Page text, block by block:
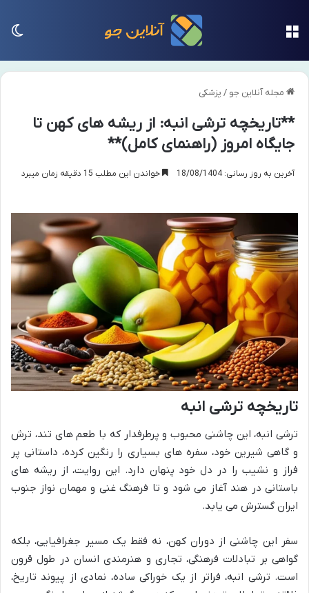
مجله آنلاین جو / پزشکی
**تاریخچه ترشی انبه: از ریشه های کهن تا
جایگاه امروز (راهنمای کامل)**
آخرین به روز رسانی: 18/08/1404 خواندن این مطلب 15 دقیقه زمان میبرد
تاریخچه ترشی انبه
ترشی انبه، این چاشنی محبوب و پرطرفدار که با طعم های تند، ترش
و گاهی شیرین خود، سفره های بسیاری را رنگین کرده، داستانی پر
فراز و نشیب را در دل خود پنهان دارد. این روایت، از ریشه های
باستانی در هند آغاز می شود و تا فرهنگ غنی و مهمان نواز جنوب
ایران گسترش می یابد.
سفر این چاشنی از دوران کهن، نه فقط یک مسیر جغرافیایی، بلکه
گواهی بر تبادلات فرهنگی، تجاری و هنرمندی انسان در طول قرون
است. ترشی انبه، فراتر از یک خوراکی ساده، نمادی از پیوند تاریخ،